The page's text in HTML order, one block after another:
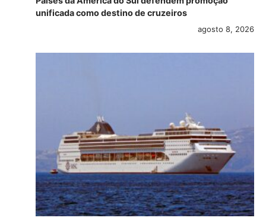
unificada como destino de cruzeiros
agosto 8, 2026